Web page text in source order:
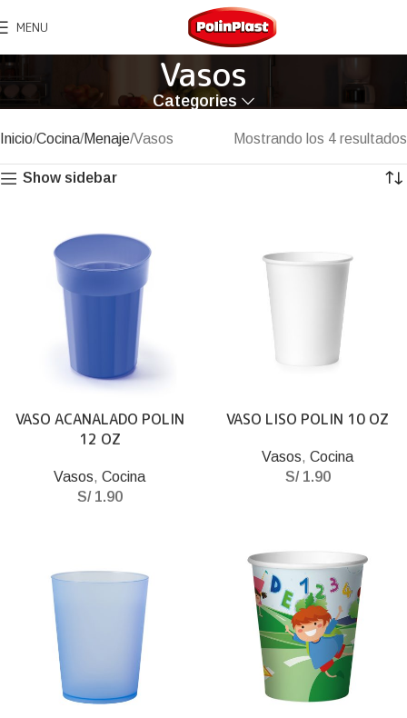
MENU
Vasos
Categories
Inicio Cocina Menaje Vasos Mostrando los 4 resultados
Show sidebar
VASO ACANALADO POLIN
12 OZ
Vasos, Cocina
S/1.90
VASO LISO POLIN 10 OZ
Vasos, Cocina
S/1.90